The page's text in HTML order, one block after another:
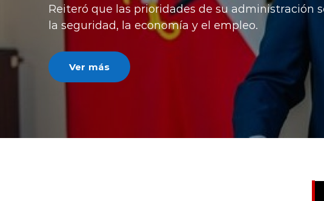
Reiteró que las prioridades de su administración
la seguridad, la economía y el empleo.
Ver más